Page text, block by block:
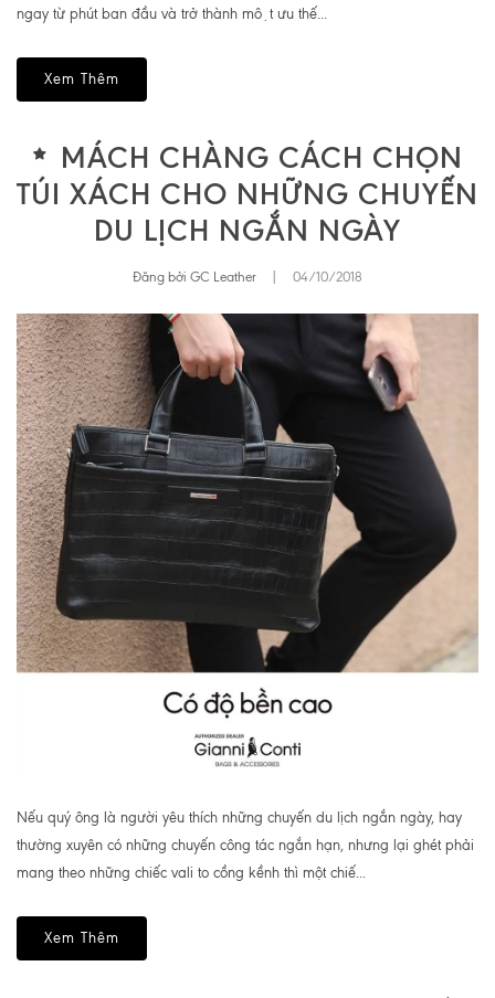
ngay từ phút ban đầu và trở thành một ưu thế...
Xem Thêm
MÁCH CHÀNG CÁCH CHỌN
TÚI XÁCH CHO NHỮNG CHUYẾN
DU LỊCH NGẮN NGÀY
Đăng bởi GC Leather 04/10/2018
Nếu quý ông là người yêu thích những chuyến du lịch ngắn ngày, hay
thường xuyên có những chuyến công tác ngắn hạn, nhưng lại ghét phải
mang theo những chiếc vali to cồng kềnh thì một chiế...
Xem Thêm